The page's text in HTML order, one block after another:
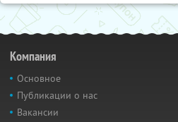
Компания
Основное
Публикации о нас
Вакансии